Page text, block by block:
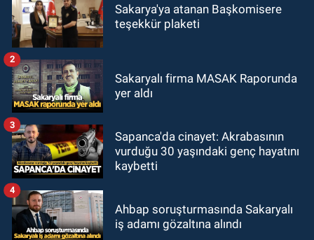
Sakarya'ya atanan Başkomisere
teşekkür plaketi
Sakaryalı firma MASAK Raporunda
yer aldı
2
Sapanca'da cinayet: Akrabasının
vurduğu 30 yaşındaki genç hayatını
kaybetti
3
Ahbap soruşturmasında Sakaryalı
iş adamı gözaltına alındı
4